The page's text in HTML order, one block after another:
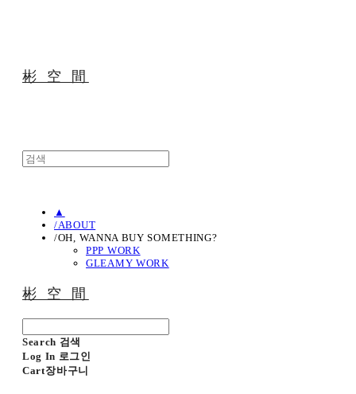
彬 空 間
▲
/ABOUT
/OH, WANNA BUY SOMETHING?
PPP WORK
GLEAMY WORK
彬 空 間
Search 검색
Log In 로그인
Cart장바구니